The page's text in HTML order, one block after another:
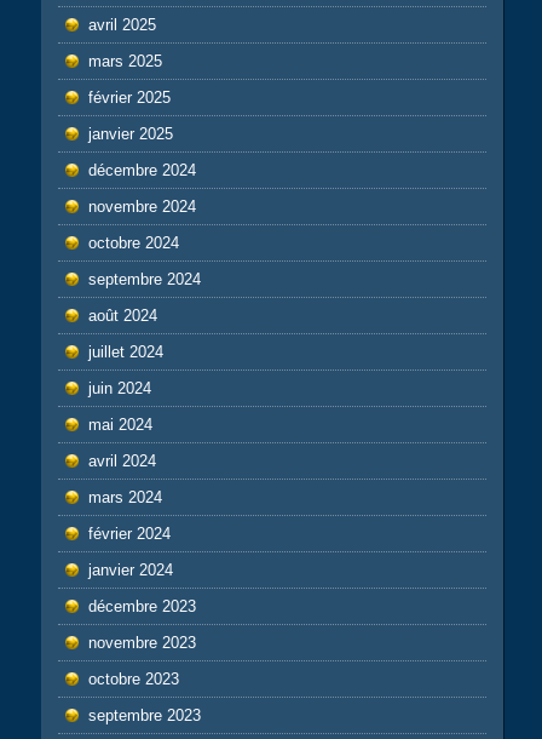
avril 2025
mars 2025
février 2025
janvier 2025
décembre 2024
novembre 2024
octobre 2024
septembre 2024
août 2024
juillet 2024
juin 2024
mai 2024
avril 2024
mars 2024
février 2024
janvier 2024
décembre 2023
novembre 2023
octobre 2023
septembre 2023